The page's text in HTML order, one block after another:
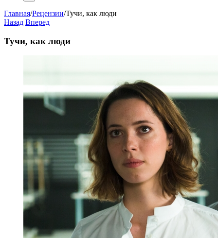
Главная/Рецензии/Тучи, как люди
Назад Вперед
Тучи, как люди